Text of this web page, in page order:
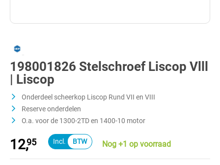
198001826 Stelschroef Liscop Vlll
| Liscop
Onderdeel scheerkop Liscop Rund VII en VIII
Reserve onderdelen
O.a. voor de 1300-2TD en 1400-10 motor
12,95 Nog +1 op voorraad